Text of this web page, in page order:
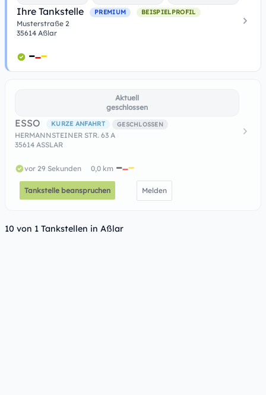
Ihre Tankstelle PREMIUM BEISPIELPROFIL
Musterstraße 2
35614 Aßlar
Aktuell
geschlossen
ESSO KURZE ANFAHRT GESCHLOSSEN
HERMANNSTEINER STR. 63 A
35614 ASSLAR
vor 29 Sekunden 0,0 km
Tankstelle beanspruchen Melden
10 von 1 Tankstellen in Aßlar